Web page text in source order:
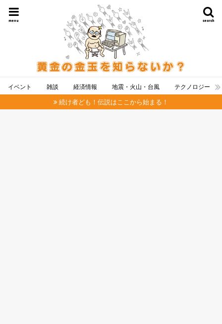
search
menu
イベント 雑談 経済情報 地震・火山・台風 テクノロジー
続け者ども！伝説はここから始まる！